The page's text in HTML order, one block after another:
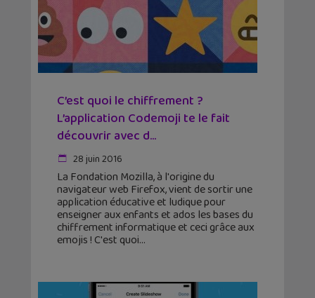
C’est quoi le chiffrement ?
L’application Codemoji te le fait
découvrir avec d...
28 juin 2016
La Fondation Mozilla, à l'origine du
navigateur web Firefox, vient de sortir une
application éducative et ludique pour
enseigner aux enfants et ados les bases du
chiffrement informatique et ceci grâce aux
emojis ! C'est quoi